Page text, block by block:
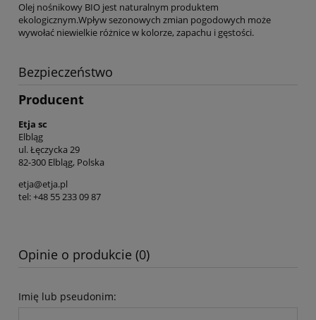
Olej nośnikowy BIO jest naturalnym produktem
ekologicznym.Wpływ sezonowych zmian pogodowych może
wywołać niewielkie różnice w kolorze, zapachu i gęstości.
Bezpieczeństwo
Producent
Etja sc
Elbląg
ul. Łęczycka 29
82-300 Elbląg, Polska
etja@etja.pl
tel: +48 55 233 09 87
Opinie o produkcie (0)
Imię lub pseudonim: